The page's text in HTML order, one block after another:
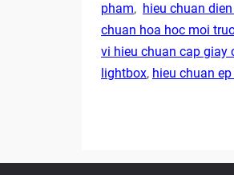
pham, hieu chuan
chuan hoa hoc moi
vi hieu chuan cap giay
lightbox, hieu chuan